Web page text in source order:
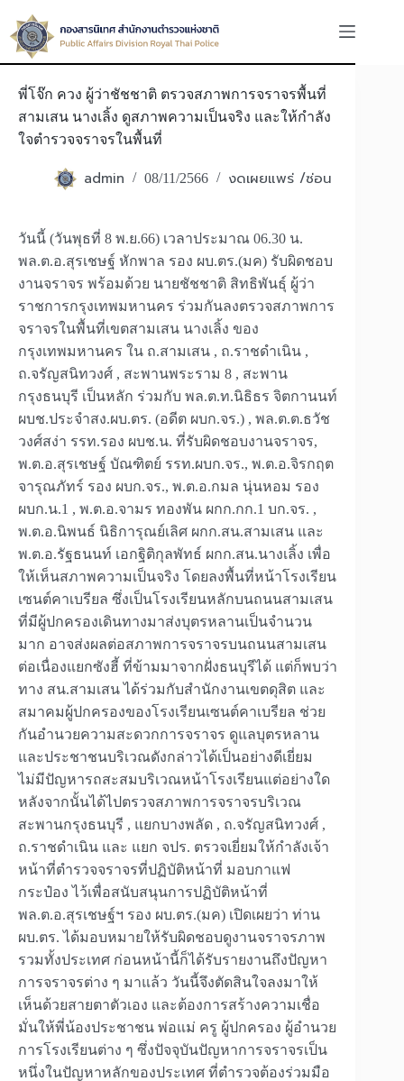
to
content
พี่โจ๊ก ควง ผู้ว่าชัชชาติ ตรวจสภาพการจราจรพื้นที่
สามเสน นางเลิ้ง ดูสภาพความเป็นจริง และให้กำลัง
ใจตำรวจจราจรในพื้นที่
admin 08/11/2566 งดเผยแพร่ /ซ่อน
วันนี้ (วันพุธที่ 8 พ.ย.66) เวลาประมาณ 06.30 น.
พล.ต.อ.สุรเชษฐ์ หักพาล รอง ผบ.ตร.(มค) รับผิดชอบ
งานจราจร พร้อมด้วย นายชัชชาติ สิทธิพันธุ์ ผู้ว่า
ราชการกรุงเทพมหานคร ร่วมกันลงตรวจสภาพการ
จราจรในพื้นที่เขตสามเสน นางเลิ้ง ของ
กรุงเทพมหานคร ใน ถ.สามเสน , ถ.ราชดำเนิน ,
ถ.จรัญสนิทวงศ์ , สะพานพระราม 8 , สะพาน
กรุงธนบุรี เป็นหลัก ร่วมกับ พล.ต.ท.นิธิธร จิตกานนท์
ผบช.ประจำสง.ผบ.ตร. (อดีต ผบก.จร.) , พล.ต.ต.ธวัช
วงศ์สง่า รรท.รอง ผบช.น. ที่รับผิดชอบงานจราจร,
พ.ต.อ.สุรเชษฐ์ บัณฑิตย์ รรท.ผบก.จร., พ.ต.อ.จิรกฤต
จารุณภัทร์ รอง ผบก.จร., พ.ต.อ.กมล นุ่นหอม รอง
ผบก.น.1 , พ.ต.อ.จามร ทองพัน ผกก.กก.1 บก.จร. ,
พ.ต.อ.นิพนธ์ นิธิการุณย์เลิศ ผกก.สน.สามเสน และ
พ.ต.อ.รัฐธนนท์ เอกฐิติกุลพัทธ์ ผกก.สน.นางเลิ้ง เพื่อ
ให้เห็นสภาพความเป็นจริง โดยลงพื้นที่หน้าโรงเรียน
เซนต์คาเบรียล ซึ่งเป็นโรงเรียนหลักบนถนนสามเสน
ที่มีผู้ปกครองเดินทางมาส่งบุตรหลานเป็นจำนวน
มาก อาจส่งผลต่อสภาพการจราจรบนถนนสามเสน
ต่อเนื่องแยกซังฮี้ ที่ข้ามมาจากฝั่งธนบุรีได้ แต่ก็พบว่า
ทาง สน.สามเสน ได้ร่วมกับสำนักงานเขตดุสิต และ
สมาคมผู้ปกครองของโรงเรียนเซนต์คาเบรียล ช่วย
กันอำนวยความสะดวกการจราจร ดูแลบุตรหลาน
และประชาชนบริเวณดังกล่าวได้เป็นอย่างดีเยี่ยม
ไม่มีปัญหารถสะสมบริเวณหน้าโรงเรียนแต่อย่างใด
หลังจากนั้นได้ไปตรวจสภาพการจราจรบริเวณ
สะพานกรุงธนบุรี , แยกบางพลัด , ถ.จรัญสนิทวงศ์ ,
ถ.ราชดำเนิน และ แยก จปร. ตรวจเยี่ยมให้กำลังเจ้า
หน้าที่ตำรวจจราจรที่ปฏิบัติหน้าที่ มอบกาแฟ
กระป๋อง ไว้เพื่อสนับสนุนการปฏิบัติหน้าที่
พล.ต.อ.สุรเชษฐ์ฯ รอง ผบ.ตร.(มค) เปิดเผยว่า ท่าน
ผบ.ตร. ได้มอบหมายให้รับผิดชอบดูงานจราจรภาพ
รวมทั้งประเทศ ก่อนหน้านี้ก็ได้รับรายงานถึงปัญหา
การจราจรต่าง ๆ มาแล้ว วันนี้จึงตัดสินใจลงมาให้
เห็นด้วยสายตาตัวเอง และต้องการสร้างความเชื่อ
มั่นให้พี่น้องประชาชน พ่อแม่ ครู ผู้ปกครอง ผู้อำนวย
การโรงเรียนต่าง ๆ ซึ่งปัจจุบันปัญหาการจราจรเป็น
หนึ่งในปัญหาหลักของประเทศ ที่ตำรวจต้องร่วมมือ